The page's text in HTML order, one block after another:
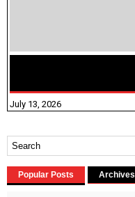
July 13, 2026
Popular Posts Archives